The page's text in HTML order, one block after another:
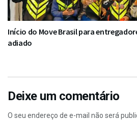
Início do Move Brasil para
adiado
Deixe um comentário
O seu endereço de e-mail não será